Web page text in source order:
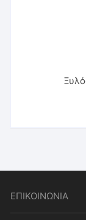
ΕΠΙΚΟΙΝΩΝΙΑ